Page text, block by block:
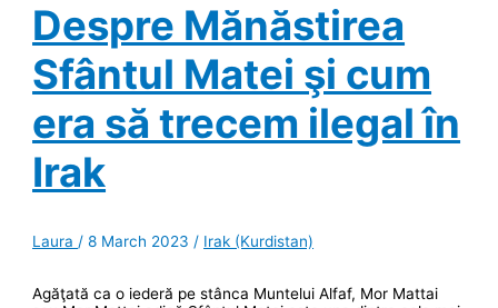
Despre Mănăstirea
Sfântul Matei şi cum
era să trecem ilegal în
Irak
Laura /8 March 2023 / Irak (Kurdistan)
Agăţată ca o iederă pe stânca Muntelui Alfaf, Mor Mattai